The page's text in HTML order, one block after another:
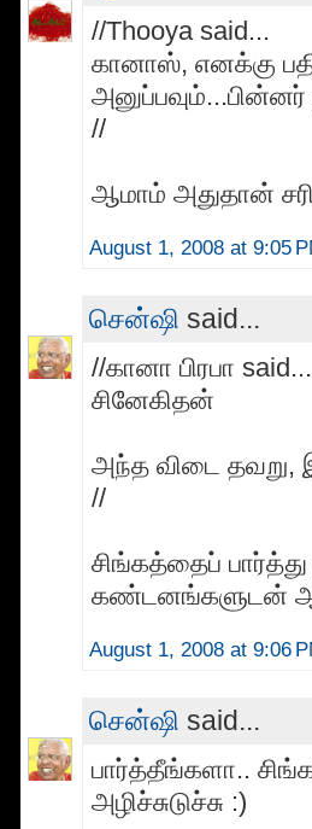
//Thooya said...
கானாஸ், எனக்கு
//
ஆமாம் அதுதான்
August 1, 2008 at 9:05
சென்ஷி said...
//கானா பிரபா said...
சினேகிதன்
அந்த விடை
//
சிங்கத்தைப்
கண்டனங்களுடன்
August 1, 2008 at 9:06
சென்ஷி said...
பார்த்தீங்களா..
அழிச்சுடுச்சு :)